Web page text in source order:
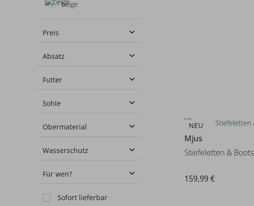
beige
Preis
Absatz
0-2 cm
4-6 cm
Futter
Textil
Warmfutter
Sohle
flexible Laufsohle
Obermaterial
Glattleder
Rauleder
Wasserschutz
Nein
Für wen?
Damen
Sofort lieferbar
NEU
Mjus
Stiefeletten & Boots
159,99 €